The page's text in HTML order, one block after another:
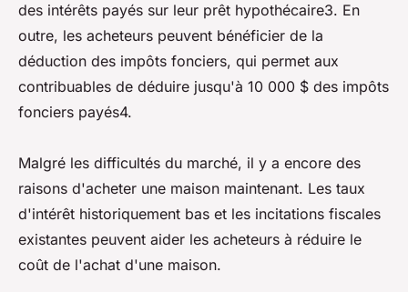
des intérêts payés sur leur prêt hypothécaire3. En
outre, les acheteurs peuvent bénéficier de la
déduction des impôts fonciers, qui permet aux
contribuables de déduire jusqu'à 10 000 $ des impôts
fonciers payés4.
Malgré les difficultés du marché, il y a encore des
raisons d'acheter une maison maintenant. Les taux
d'intérêt historiquement bas et les incitations fiscales
existantes peuvent aider les acheteurs à réduire le
coût de l'achat d'une maison.